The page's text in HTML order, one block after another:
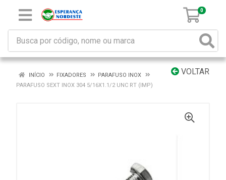
0
VOLTAR
INÍCIO FIXADORES
PARAFUSO INOX
PARAFUSO SEXT INOX 304 5/16X1.1/2 UNC RT (IMP)